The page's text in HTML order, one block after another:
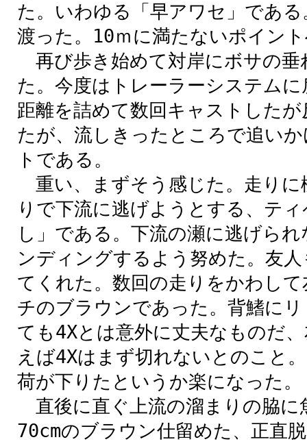
た。いわゆる「早アワセ」であ
渡った。10ｍに満たないポイン
再び歩き始めて対岸にボサの垂
た。今度はトレーラーシステム
距離を詰めて数回キャストした
たが、流しきったところで追い
トである。
重い、まずそう感じた。走り
りで下流に逃げようとする、テ
し」である。下流の瀬に逃げら
ンディングするよう努めた。友
てくれた。数回の走りをかわし
チのブラウンであった。背鰭に
ても4Xとは意外に丈夫なものだ
えば4Xはまず切れないとのこと
荷が下りたというか楽になった。
直後に直ぐ上流の溜まりの脇に
70cmのブラウン仕留めた、正直